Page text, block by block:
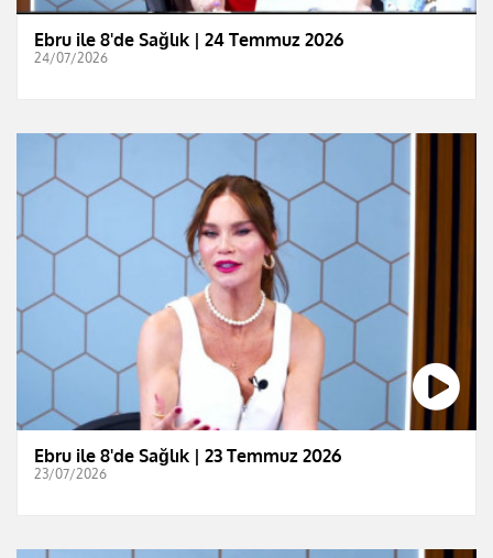
Ebru ile 8'de Sağlık | 24 Temmuz 2026
24/07/2026
Ebru ile 8'de Sağlık | 23 Temmuz 2026
23/07/2026